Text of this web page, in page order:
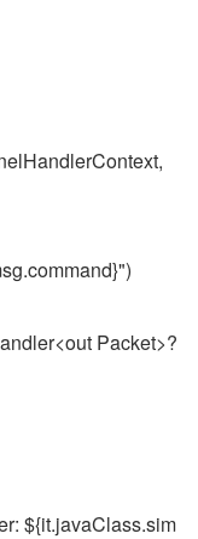
Packet>?
${it.javaClass.sim